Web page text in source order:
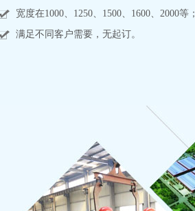
宽度在1000、1250、1500、1600、2000等；
满足不同客户需要，无起订。